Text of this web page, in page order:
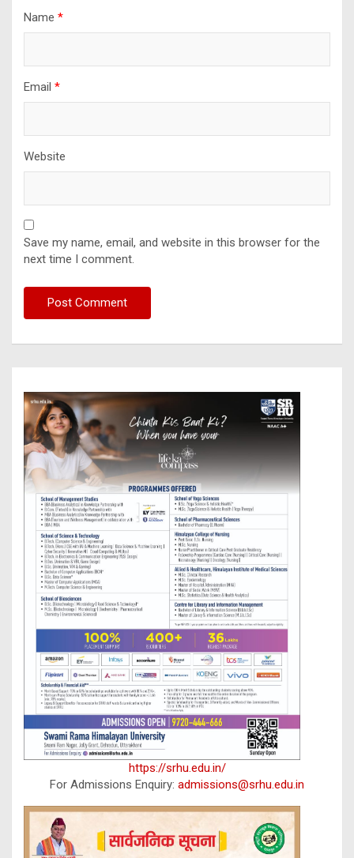
Name *
Email *
Website
Save my name, email, and website in this browser for the
next time I comment.
https://srhu.edu.in/
For Admissions Enquiry: admissions@srhu.edu.in